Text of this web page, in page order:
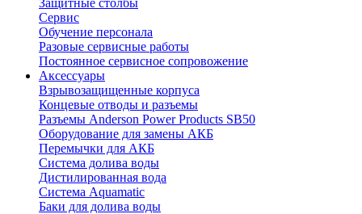
Защитные столбы
Сервис
Обучение персонала
Разовые сервисные работы
Постоянное сервисное сопровожение
Аксессуары
Взрывозащищенные корпуса
Концевые отводы и разъемы
Разъемы Anderson Power Products SB50
Оборудование для замены АКБ
Перемычки для АКБ
Система долива воды
Дистилированная вода
Система Aquamatic
Баки для долива воды